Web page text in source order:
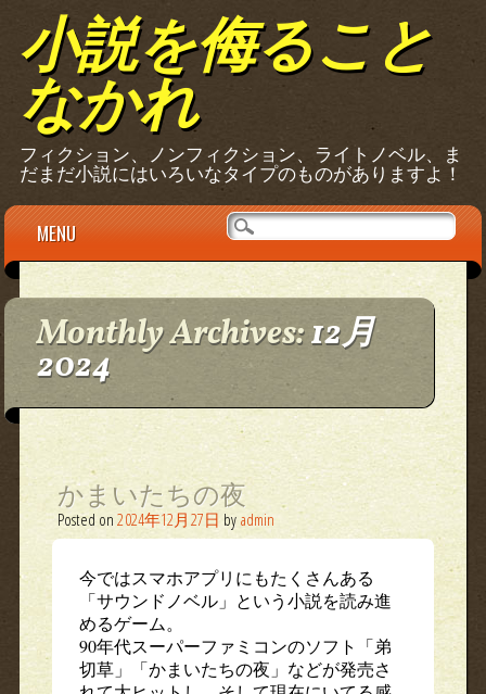
小説を侮ること
なかれ
フィクション、ノンフィクション、ライトノベル、ま
だまだ小説にはいろいなタイプのものがありますよ！
Main menu
Skip
content
MENU
Monthly Archives:12月
2024
かまいたちの夜
Posted on2024年12月27日 by admin
今ではスマホアプリにもたくさんある
「サウンドノベル」という小説を読み進
めるゲーム。
90年代スーパーファミコンのソフト「弟
切草」「かまいたちの夜」などが発売さ